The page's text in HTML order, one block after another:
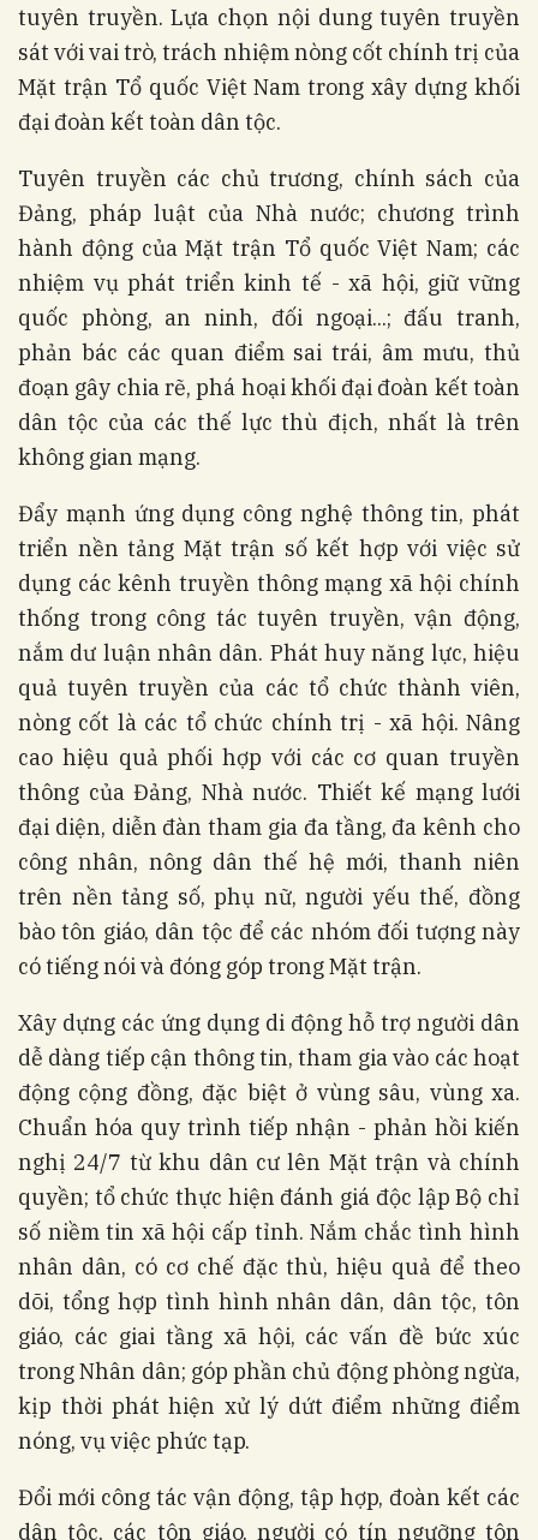
tuyên truyền. Lựa chọn nội dung tuyên truyền
sát với vai trò, trách nhiệm nòng cốt chính trị của
Mặt trận Tổ quốc Việt Nam trong xây dựng khối
đại đoàn kết toàn dân tộc.
Tuyên truyền các chủ trương, chính sách của
Đảng, pháp luật của Nhà nước; chương trình
hành động của Mặt trận Tổ quốc Việt Nam; các
nhiệm vụ phát triển kinh tế - xã hội, giữ vững
quốc phòng, an ninh, đối ngoại...; đấu tranh,
phản bác các quan điểm sai trái, âm mưu, thủ
đoạn gây chia rẽ, phá hoại khối đại đoàn kết toàn
dân tộc của các thế lực thù địch, nhất là trên
không gian mạng.
Đẩy mạnh ứng dụng công nghệ thông tin, phát
triển nền tảng Mặt trận số kết hợp với việc sử
dụng các kênh truyền thông mạng xã hội chính
thống trong công tác tuyên truyền, vận động,
nắm dư luận nhân dân. Phát huy năng lực, hiệu
quả tuyên truyền của các tổ chức thành viên,
nòng cốt là các tổ chức chính trị - xã hội. Nâng
cao hiệu quả phối hợp với các cơ quan truyền
thông của Đảng, Nhà nước. Thiết kế mạng lưới
đại diện, diễn đàn tham gia đa tầng, đa kênh cho
công nhân, nông dân thế hệ mới, thanh niên
trên nền tảng số, phụ nữ, người yếu thế, đồng
bào tôn giáo, dân tộc để các nhóm đối tượng này
có tiếng nói và đóng góp trong Mặt trận.
Xây dựng các ứng dụng di động hỗ trợ người dân
dễ dàng tiếp cận thông tin, tham gia vào các hoạt
động cộng đồng, đặc biệt ở vùng sâu, vùng xa.
Chuẩn hóa quy trình tiếp nhận - phản hồi kiến
nghị 24/7 từ khu dân cư lên Mặt trận và chính
quyền; tổ chức thực hiện đánh giá độc lập Bộ chỉ
số niềm tin xã hội cấp tỉnh. Nắm chắc tình hình
nhân dân, có cơ chế đặc thù, hiệu quả để theo
dõi, tổng hợp tình hình nhân dân, dân tộc, tôn
giáo, các giai tầng xã hội, các vấn đề bức xúc
trong Nhân dân; góp phần chủ động phòng ngừa,
kịp thời phát hiện xử lý dứt điểm những điểm
nóng, vụ việc phức tạp.
Đổi mới công tác vận động, tập hợp, đoàn kết các
dân tộc, các tôn giáo, người có tín ngưỡng tôn